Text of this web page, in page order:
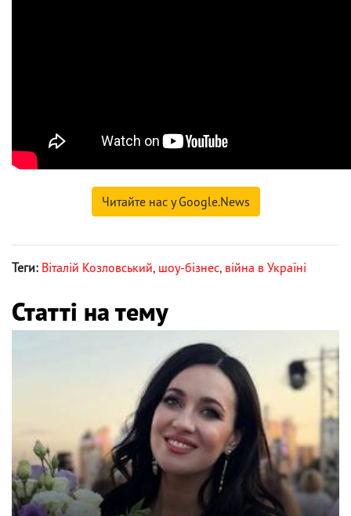
Читайте нас у Google.News
Теги: Віталій Козловський, шоу-бізнес, війна в Україні
Статті на тему